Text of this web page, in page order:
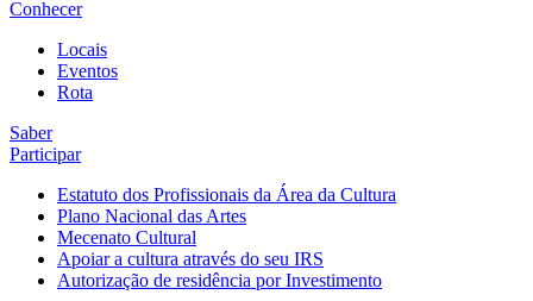
Conhecer
Locais
Eventos
Rota
Saber
Participar
Estatuto dos Profissionais da Área da Cultura
Plano Nacional das Artes
Mecenato Cultural
Apoiar a cultura através do seu IRS
Autorização de residência por Investimento